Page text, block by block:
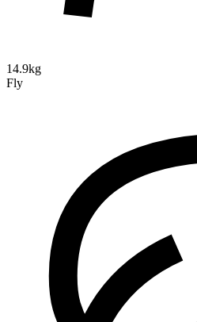
14.9kg
Fly